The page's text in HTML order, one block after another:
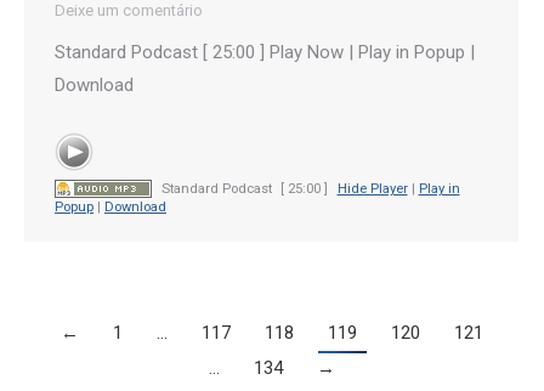
Deixe um comentário
Standard Podcast [ 25:00 ] Play Now | Play in Popup |
Download
Standard Podcast [ 25:00 ] Hide Player| Play in
Popup
Download
← 1 … 117 118 119 120
121
…
134 →